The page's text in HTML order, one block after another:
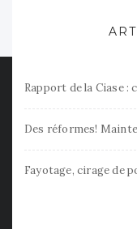
Rapport de la Ciase
Des réformes!
Fayotage, cirage de